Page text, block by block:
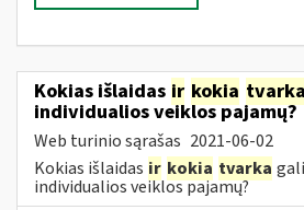
Kokias išlaidas ir kokia tvarka
individualios veiklos pajamų?
Web turinio sąrašas 2021-06-02
Kokias išlaidas ir kokia tvarka
individualios veiklos pajamų?